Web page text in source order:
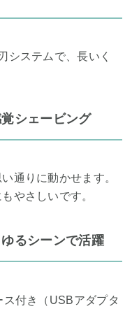
システムで、長いく
シェービング
通りに動かせます。
やさしいです。
るシーンで活躍
付き（USBアダプタ